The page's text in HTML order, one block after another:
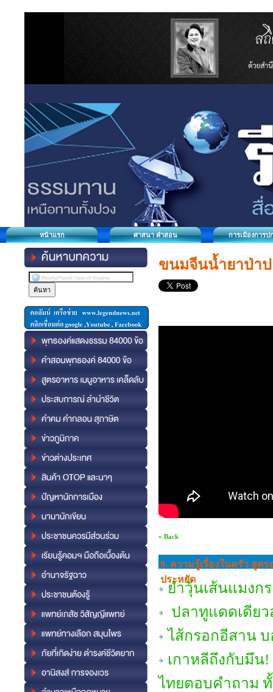
หน้าแรก ศาสนา คำสอน การเมืองการป
ขนมจีนน้ำยาป่าป
« Back
9. ความรู้เรื่องในครัว สูต
ประหยัด
ยำวุ้นเส้นแมงก
ปลาทูแดดเดีย
ไส้กรอกอีสาน
เกาหลีถึงกับมึน!
ไทยตอบคำถาม ทั้